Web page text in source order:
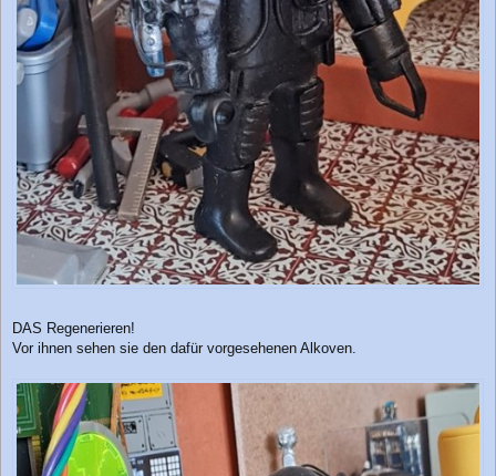
DAS Regenerieren!
Vor ihnen sehen sie den dafür vorgesehenen Alkoven.